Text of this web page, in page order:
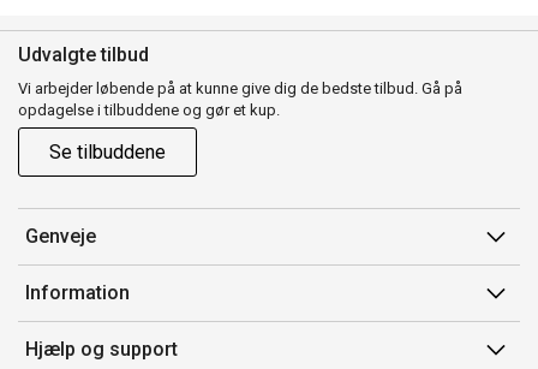
Udvalgte tilbud
Vi arbejder løbende på at kunne give dig de bedste tilbud. Gå på
opdagelse i tilbuddene og gør et kup.
Se tilbuddene
Genveje
Min side
Ordrehistorik
Gavekort
Information
Salgsbetingelser
Hjælp og support